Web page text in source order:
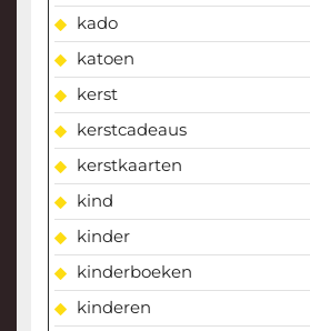
kado
katoen
kerst
kerstcadeaus
kerstkaarten
kind
kinder
kinderboeken
kinderen